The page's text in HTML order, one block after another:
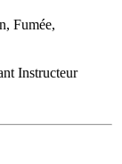
Fumée,
Instructeur